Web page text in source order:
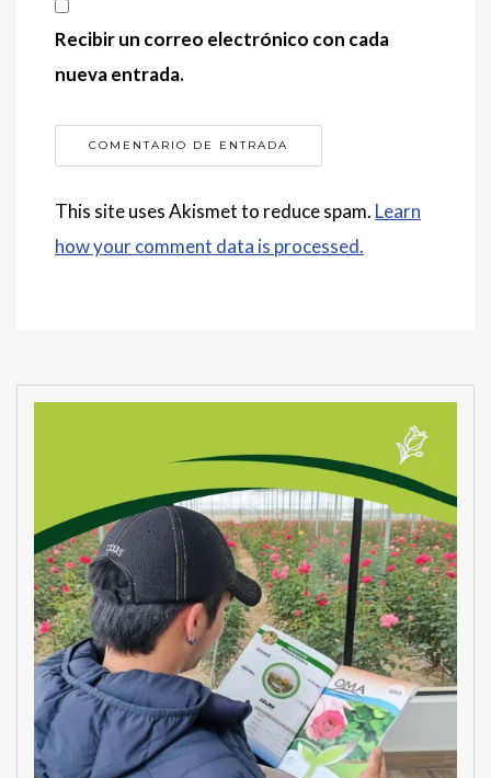
Recibir un correo electrónico con cada
nueva entrada.
This site uses Akismet to reduce spam. Learn
how your comment data is processed.